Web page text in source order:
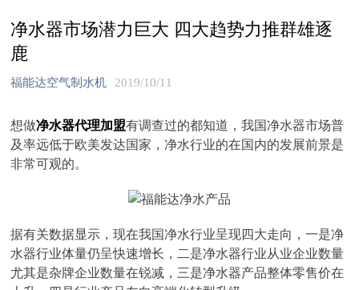
净水器市场潜力巨大 四大趋势力推群雄逐
鹿
福能达空气制水机 2019/10/11
想做净水器代理加盟有调查过的都知道，我国净水器市场普
及率远低于欧美发达国家，净水行业的在国内的发展前景是
非常可观的。
据有关数据显示，现在我国净水行业呈现四大走向，一是净
水器行业体量仍呈快速增长，二是净水器行业从业企业数量
尤其是杂牌企业数量在锐减，三是净水器产品整体零售价在